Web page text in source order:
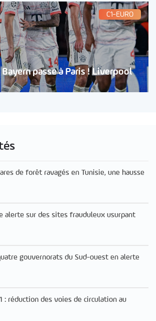
C1-EURO
Bayern passe à Paris ! Liverpool
de forêt ravagés en Tunisie, une hausse
alerte sur des sites frauduleux usurpant
gouvernorats du Sud-ouest en alerte
: réduction des voies de circulation au